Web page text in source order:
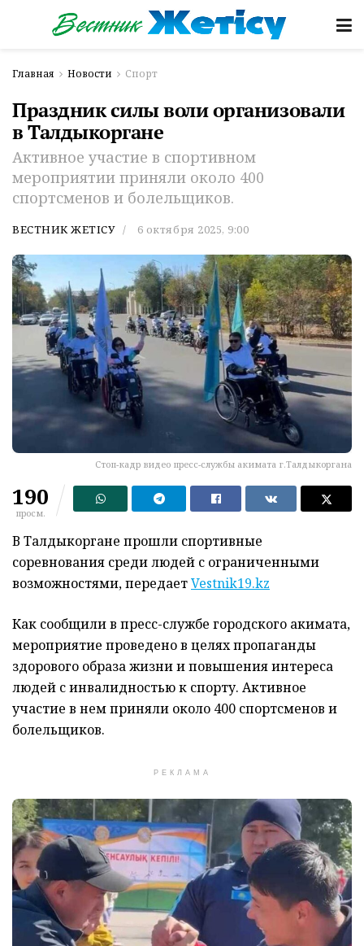
Главная Новости Спорт
Праздник силы воли организовали
в Талдыкоргане
Активное участие в спортивном
мероприятии приняли около 400
спортсменов и болельщиков.
ВЕСТНИК ЖЕТІСУ 6 октября 2025, 9:00
Стоп-кадр видео пресс-службы акимата г.Талдыкоргана
190
просм.
В Талдыкоргане прошли спортивные
соревнования среди людей с ограниченными
возможностями, передаетVestnik19.kz
Как сообщили в пресс-службе городского акимата,
мероприятие проведено в целях пропаганды
здорового образа жизни и повышения интереса
людей с инвалидностью к спорту. Активное
участие в нем приняли около 400 спортсменов и
болельщиков.
РЕКЛАМА